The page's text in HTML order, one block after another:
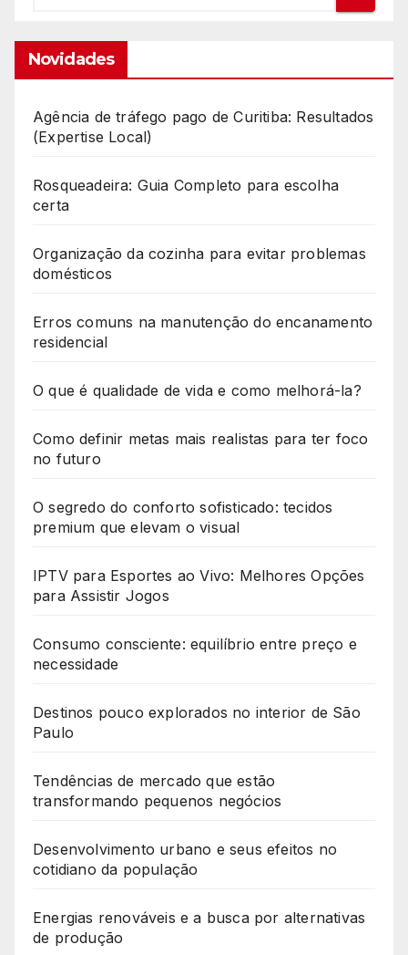
Novidades
Agência de tráfego pago de Curitiba: Resultados
(Expertise Local)
Rosqueadeira: Guia Completo para escolha
certa
Organização da cozinha para evitar problemas
domésticos
Erros comuns na manutenção do encanamento
residencial
O que é qualidade de vida e como melhorá-la?
Como definir metas mais realistas para ter foco
no futuro
O segredo do conforto sofisticado: tecidos
premium que elevam o visual
IPTV para Esportes ao Vivo: Melhores Opções
para Assistir Jogos
Consumo consciente: equilíbrio entre preço e
necessidade
Destinos pouco explorados no interior de São
Paulo
Tendências de mercado que estão
transformando pequenos negócios
Desenvolvimento urbano e seus efeitos no
cotidiano da população
Energias renováveis e a busca por alternativas
de produção